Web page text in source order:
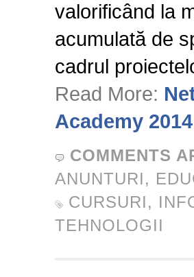
valorificând la
acumulată de
cadrul
Read More:
Academy 2014
COMMENTS
ANUNTURI,
CURSURI,
TEHNOLOGII